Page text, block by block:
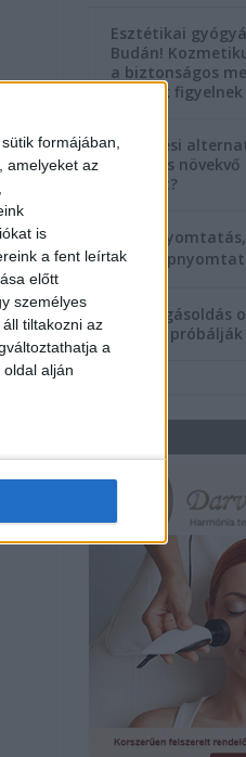
formájában,
amelyeket az
is
a fent leírtak
előtt
személyes
tiltakozni az
a
alján
Esztétikai
Budán!
a biztonságos
orvosok
Temetési
temetés
mögött?
Szorongásoldás
többen